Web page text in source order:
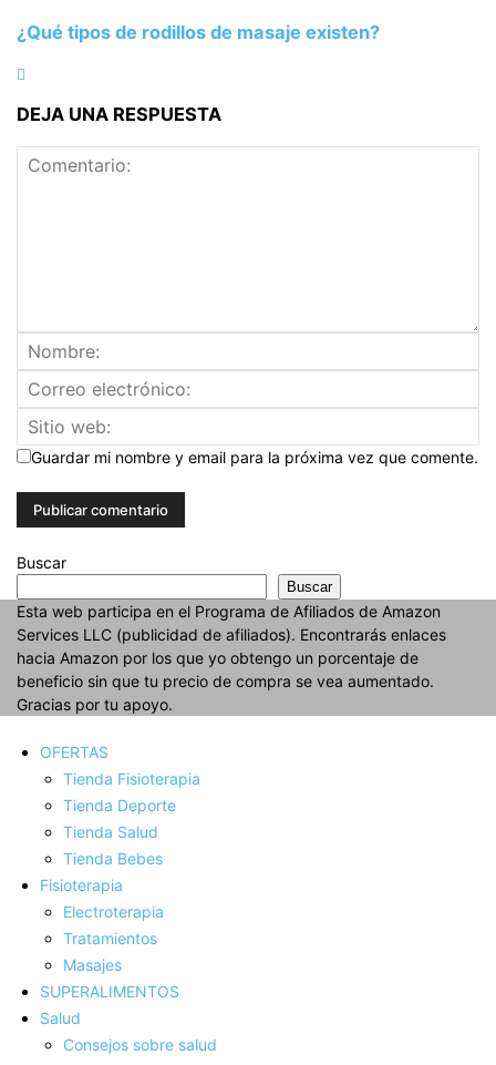
¿Qué tipos de rodillos de masaje existen?
DEJA UNA RESPUESTA
Guardar mi nombre y email para la próxima vez que comente.
Buscar
Buscar
Esta web participa en el Programa de Afiliados de Amazon
Services LLC (publicidad de afiliados). Encontrarás enlaces
hacia Amazon por los que yo obtengo un porcentaje de
beneficio sin que tu precio de compra se vea aumentado.
Gracias por tu apoyo.
OFERTAS
Tienda Fisioterapia
Tienda Deporte
Tienda Salud
Tienda Bebes
Fisioterapia
Electroterapia
Tratamientos
Masajes
SUPERALIMENTOS
Salud
Consejos sobre salud